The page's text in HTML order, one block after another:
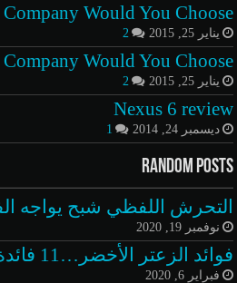
Would You Choose?
يناير 25, 2015 2
Would You Choose?
يناير 25, 2015 2
Nexus 6 review
ديسمبر 24, 2014 1
Random Posts
التحرش اللفظي شبح يواجه
نوفمبر 19, 2020
فوائد الزعتر الأخضر…11 فائدة اكتشفيها معنا
فبراير 6, 2020